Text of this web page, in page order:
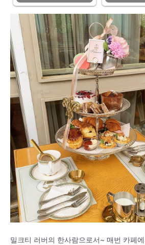
밀크티 러버의 한사람으로서~ 매번 카페